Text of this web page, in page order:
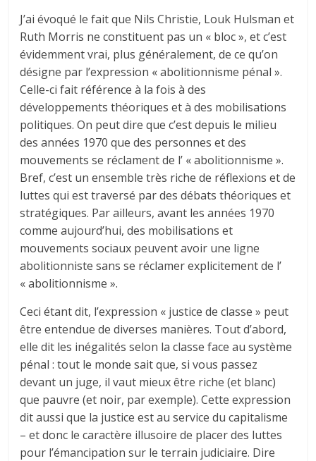
J’ai évoqué le fait que Nils Christie, Louk Hulsman et
Ruth Morris ne constituent pas un « bloc », et c’est
évidemment vrai, plus généralement, de ce qu’on
désigne par l’expression « abolitionnisme pénal ».
Celle-ci fait référence à la fois à des
développements théoriques et à des mobilisations
politiques. On peut dire que c’est depuis le milieu
des années 1970 que des personnes et des
mouvements se réclament de l’ « abolitionnisme ».
Bref, c’est un ensemble très riche de réflexions et de
luttes qui est traversé par des débats théoriques et
stratégiques. Par ailleurs, avant les années 1970
comme aujourd’hui, des mobilisations et
mouvements sociaux peuvent avoir une ligne
abolitionniste sans se réclamer explicitement de l’
« abolitionnisme ».
Ceci étant dit, l’expression « justice de classe » peut
être entendue de diverses manières. Tout d’abord,
elle dit les inégalités selon la classe face au système
pénal : tout le monde sait que, si vous passez
devant un juge, il vaut mieux être riche (et blanc)
que pauvre (et noir, par exemple). Cette expression
dit aussi que la justice est au service du capitalisme
– et donc le caractère illusoire de placer des luttes
pour l’émancipation sur le terrain judiciaire. Dire